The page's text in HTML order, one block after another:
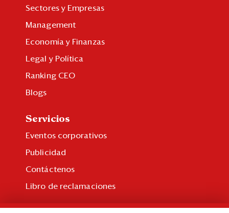
Sectores y Empresas
Management
Economía y Finanzas
Legal y Política
Ranking CEO
Blogs
Servicios
Eventos corporativos
Publicidad
Contáctenos
Libro de reclamaciones